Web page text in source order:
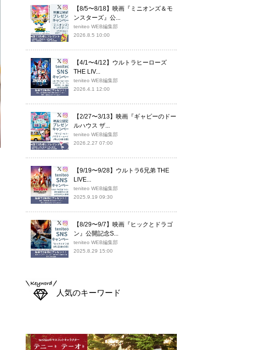
【8/5〜8/18】映画『ミニオンズ＆モ
ンスターズ』公...
teniteo WEB編集部
2026.8.5 10:00
【4/1〜4/12】ウルトラヒーローズ
THE LIV...
teniteo WEB編集部
2026.4.1 12:00
【2/27〜3/13】映画『ギャビーのドー
ルハウス ザ...
teniteo WEB編集部
2026.2.27 07:00
【9/19〜9/28】ウルトラ6兄弟 THE
LIVE...
teniteo WEB編集部
2025.9.19 09:30
【8/29〜9/7】映画『ヒックとドラゴ
ン』公開記念S...
teniteo WEB編集部
2025.8.29 15:00
人気のキーワード